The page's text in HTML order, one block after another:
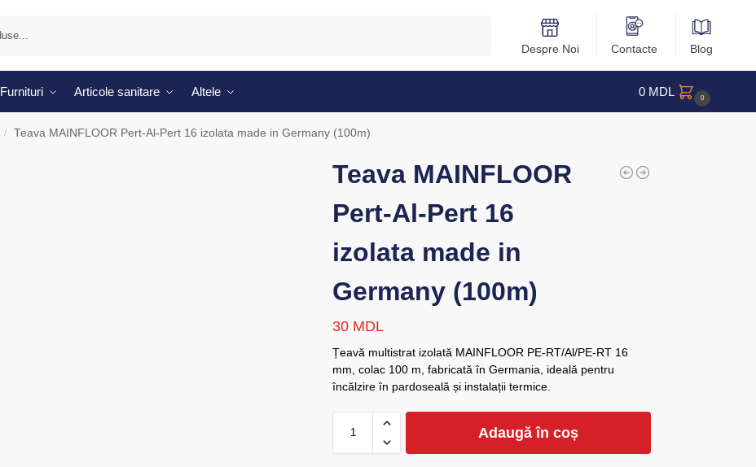
Despre Noi Contacte Blog
Furnituri Articole sanitare Altele 0 MDL 0
/ Teava MAINFLOOR Pert-Al-Pert 16 izolata made in Germany (100m)
Teava MAINFLOOR
Pert-Al-Pert 16
izolata made in
Germany (100m)
30 MDL
Țeavă multistrat izolată MAINFLOOR PE-RT/Al/PE-RT 16
mm, colac 100 m, fabricată în Germania, ideală pentru
încălzire în pardoseală și instalații termice.
Adaugă în coș